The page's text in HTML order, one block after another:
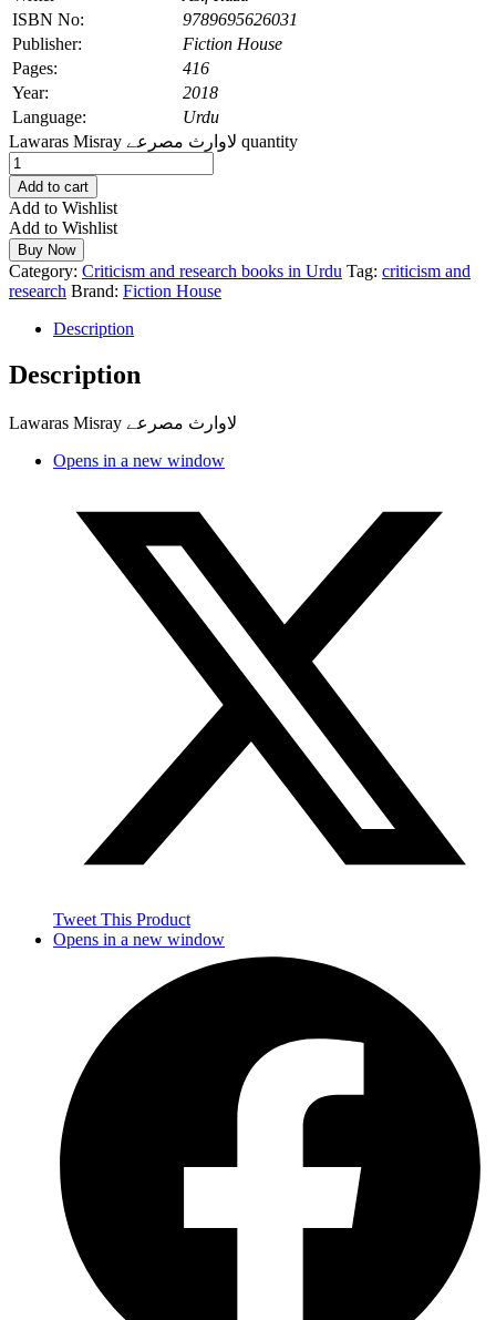
ISBN No:
9789695626031
Publisher:
Fiction House
Pages:
416
Year:
2018
Language:
Urdu
Lawaras Misray لاوارث مصرعے quantity
Add to cart
Add to Wishlist
Add to Wishlist
Buy Now
Category: Criticism and research books in Urdu Tag: criticism and
research Brand: Fiction House
Description
Description
Lawaras Misray لاوارث مصرعے
Opens in a new window
Tweet This Product
Opens in a new window